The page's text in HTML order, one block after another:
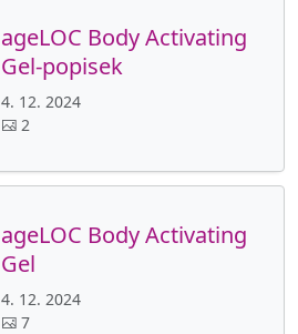
ageLOC Body Activating
Gel-popisek
4. 12. 2024
2
ageLOC Body Activating
Gel
4. 12. 2024
7